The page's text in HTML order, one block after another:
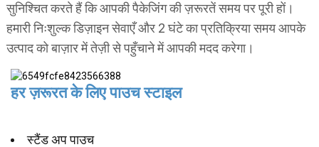
सुनिश्चित करते हैं कि आपकी पैकेजिंग की ज़रूरतें समय पर पूरी हों।
हमारी निःशुल्क डिज़ाइन सेवाएँ और 2 घंटे का प्रतिक्रिया समय आपके
उत्पाद को बाज़ार में तेज़ी से पहुँचाने में आपकी मदद करेगा।
हर ज़रूरत के लिए पाउच स्टाइल
स्टैंड अप पाउच